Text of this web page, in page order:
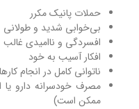
حملات پانیک مکرر
بی‌خوابی شدید و طولانی
افسردگی و ناامیدی غالب
افکار آسیب به خود
ناتوانی کامل در انجام
مصرف خودسرانه دارو
ممکن است)